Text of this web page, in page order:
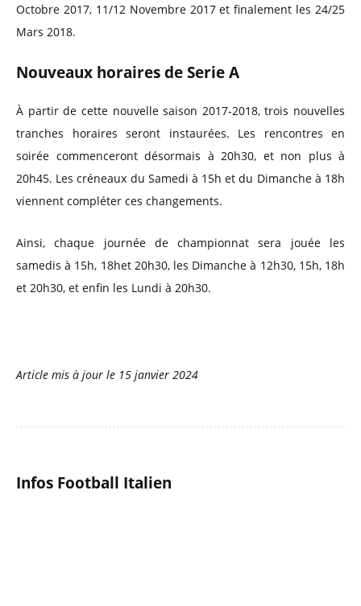
Octobre 2017, 11/12 Novembre 2017 et finalement les 24/25
Mars 2018.
Nouveaux horaires de Serie A
À partir de cette nouvelle saison 2017-2018, trois nouvelles
tranches horaires seront instaurées. Les rencontres en
soirée commenceront désormais à 20h30, et non plus à
20h45. Les créneaux du Samedi à 15h et du Dimanche à 18h
viennent compléter ces changements.
Ainsi, chaque journée de championnat sera jouée les
samedis à 15h, 18het 20h30, les Dimanche à 12h30, 15h, 18h
et 20h30, et enfin les Lundi à 20h30.
Article mis à jour le 15 janvier 2024
Infos Football Italien